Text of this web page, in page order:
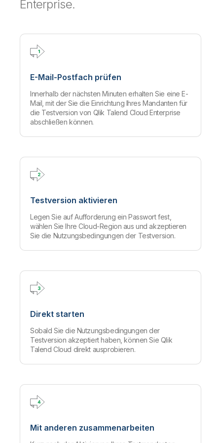
Onboarding
Produktdokumentation
Presse
Qlik
Enterprise.
E-Mail-Postfach prüfen
Innerhalb der nächsten Minuten erhalten Sie eine E-
Mail, mit der Sie die Einrichtung Ihres Mandanten für
die Testversion von Qlik Talend Cloud Enterprise
abschließen können.
Testversion aktivieren
Legen Sie auf Aufforderung ein Passwort fest,
wählen Sie Ihre Cloud-Region aus und akzeptieren
Sie die Nutzungsbedingungen der Testversion.
Direkt starten
Sobald Sie die Nutzungsbedingungen der
Testversion akzeptiert haben, können Sie Qlik
Talend Cloud direkt ausprobieren.
Mit anderen zusammenarbeiten